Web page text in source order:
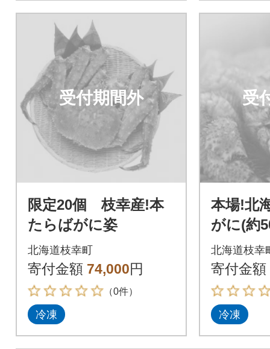
受付期間外
限定20個 枝幸産!本
たらばがに姿
北海道枝幸町
寄付金額 74,000円
（0件）
冷凍
受
本場!北
がに(約
北海道枝幸
寄付金額
冷凍